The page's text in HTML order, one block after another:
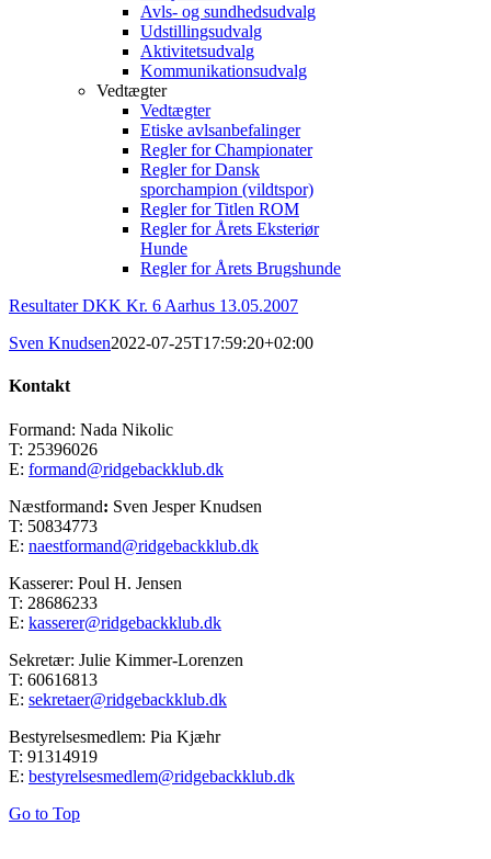
Avls- og sundhedsudvalg
Udstillingsudvalg
Aktivitetsudvalg
Kommunikationsudvalg
Vedtægter
Vedtægter
Etiske avlsanbefalinger
Regler for Championater
Regler for Dansk
sporchampion (vildtspor)
Regler for Titlen ROM
Regler for Årets Eksteriør
Hunde
Regler for Årets Brugshunde
Resultater DKK Kr. 6 Aarhus 13.05.2007
Sven Knudsen2022-07-25T17:59:20+02:00
Kontakt
Formand: Nada Nikolic
T: 25396026
E: formand@ridgebackklub.dk
Næstformand: Sven Jesper Knudsen
T: 50834773
E: naestformand@ridgebackklub.dk
Kasserer: Poul H. Jensen
T: 28686233
E: kasserer@ridgebackklub.dk
Sekretær: Julie Kimmer-Lorenzen
T: 60616813
E: sekretaer@ridgebackklub.dk
Bestyrelsesmedlem: Pia Kjæhr
T: 91314919
E: bestyrelsesmedlem@ridgebackklub.dk
Go to Top